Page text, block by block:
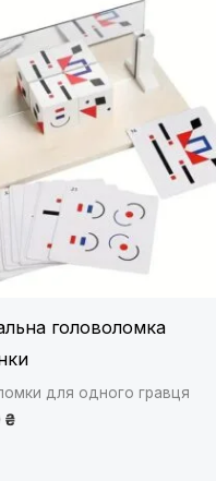
головоломка
для одного гравця
₴